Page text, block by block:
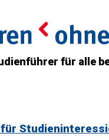
für alle